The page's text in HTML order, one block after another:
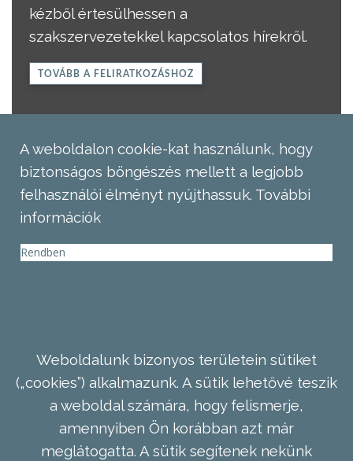
kézből értesülhessen a
szakszervezetekkel kapcsolatos hírekről.
TOVÁBB A FELIRATKOZÁSHOZ
A weboldalon cookie-kat használunk, hogy
biztonságos böngészés mellett a legjobb
felhasználói élményt nyújthassuk. További
információk
Rendben
Weboldalunk bizonyos területein sütiket
(„cookies”) alkalmazunk. A sütik lehetővé teszik
a weboldal számára, hogy felismerje,
amennyiben Ön korábban azt már
meglátogatta. A sütik segítenek nekünk